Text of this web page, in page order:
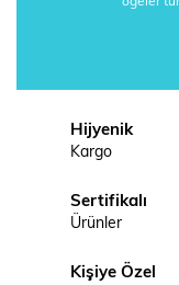
Hijyenik
Kargo
Sertifikalı
Ürünler
Kişiye Özel